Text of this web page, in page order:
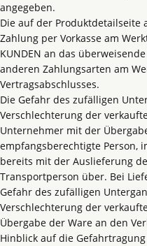
angegeben.
Die auf der Produktdetailseite
Zahlung per Vorkasse am
KUNDEN an das
anderen Zahlungsarten am
Vertragsabschlusses.
Die Gefahr des zufälligen
Verschlechterung der
Unternehmer mit der
empfangsberechtigte Person,
bereits mit der Auslieferung
Transportperson über. Bei
Gefahr des zufälligen
Verschlechterung der
Übergabe der Ware an den
Hinblick auf die